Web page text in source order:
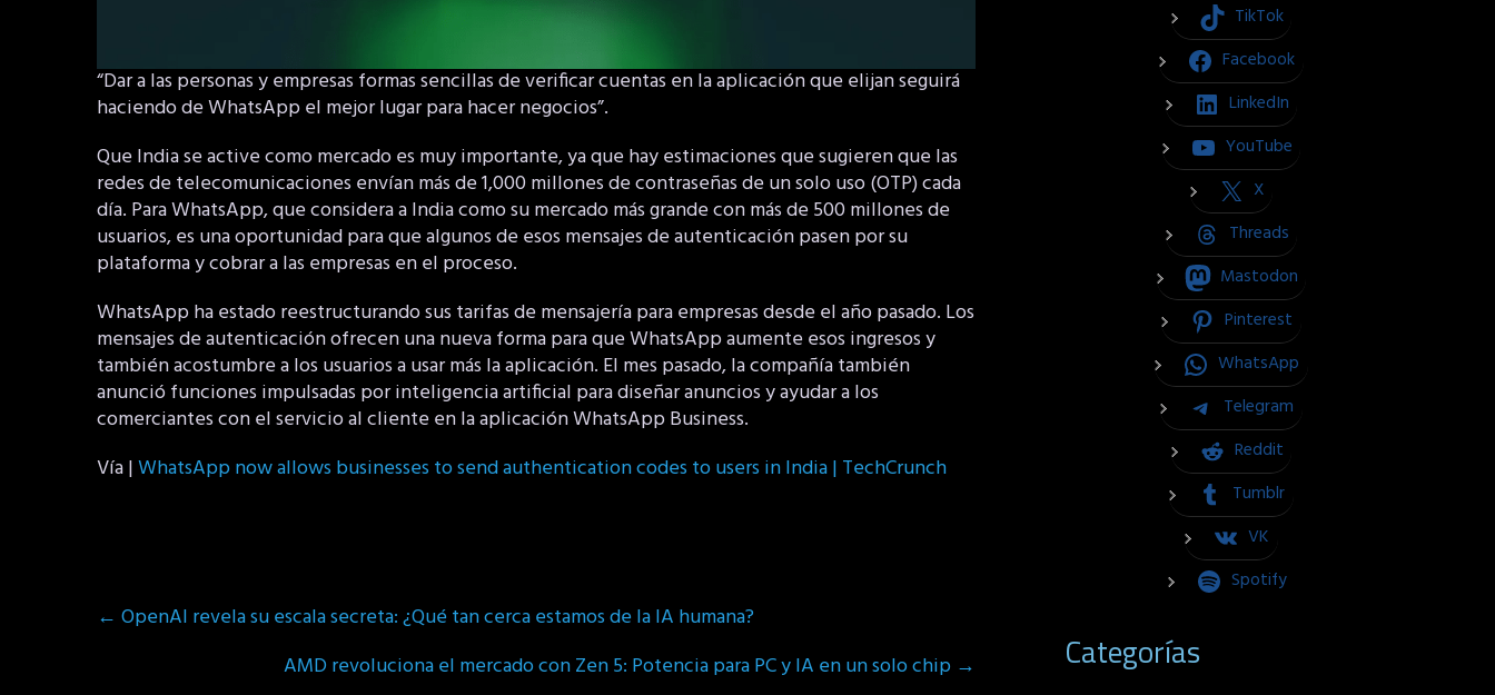
“Dar a las personas y empresas formas sencillas de verificar cuentas en la aplicación que elijan seguirá
haciendo de WhatsApp el mejor lugar para hacer negocios”.
Que India se active como mercado es muy importante, ya que hay estimaciones que sugieren que las
redes de telecomunicaciones envían más de 1,000 millones de contraseñas de un solo uso (OTP) cada
día. Para WhatsApp, que considera a India como su mercado más grande con más de 500 millones de
usuarios, es una oportunidad para que algunos de esos mensajes de autenticación pasen por su
plataforma y cobrar a las empresas en el proceso.
WhatsApp ha estado reestructurando sus tarifas de mensajería para empresas desde el año pasado. Los
mensajes de autenticación ofrecen una nueva forma para que WhatsApp aumente esos ingresos y
también acostumbre a los usuarios a usar más la aplicación. El mes pasado, la compañía también
anunció funciones impulsadas por inteligencia artificial para diseñar anuncios y ayudar a los
comerciantes con el servicio al cliente en la aplicación WhatsApp Business.
Vía |WhatsApp now allows businesses to send authentication codes to users in India | TechCrunch
Post
navigation
← OpenAI revela su escala secreta: ¿Qué tan cerca estamos de la IA humana?
AMD revoluciona el mercado con Zen 5: Potencia para PC y IA en un solo chip →
TikTok
Facebook
LinkedIn
YouTube
X
Threads
Mastodon
Pinterest
WhatsApp
Telegram
Reddit
Tumblr
VK
Spotify
Categorías